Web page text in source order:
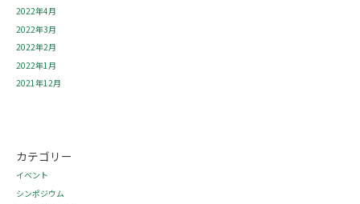
2022年4月
2022年3月
2022年2月
2022年1月
2021年12月
カテゴリー
イベント
シンポジウム